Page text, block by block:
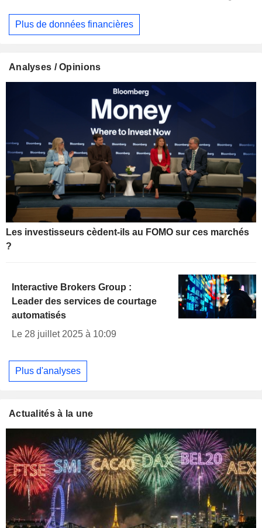
Plus de données financières
Analyses / Opinions
Les investisseurs cèdent-ils au FOMO sur ces marchés
?
Interactive Brokers Group :
Leader des services de courtage
automatisés
Le 28 juillet 2025 à 10:09
Plus d'analyses
Actualités à la une